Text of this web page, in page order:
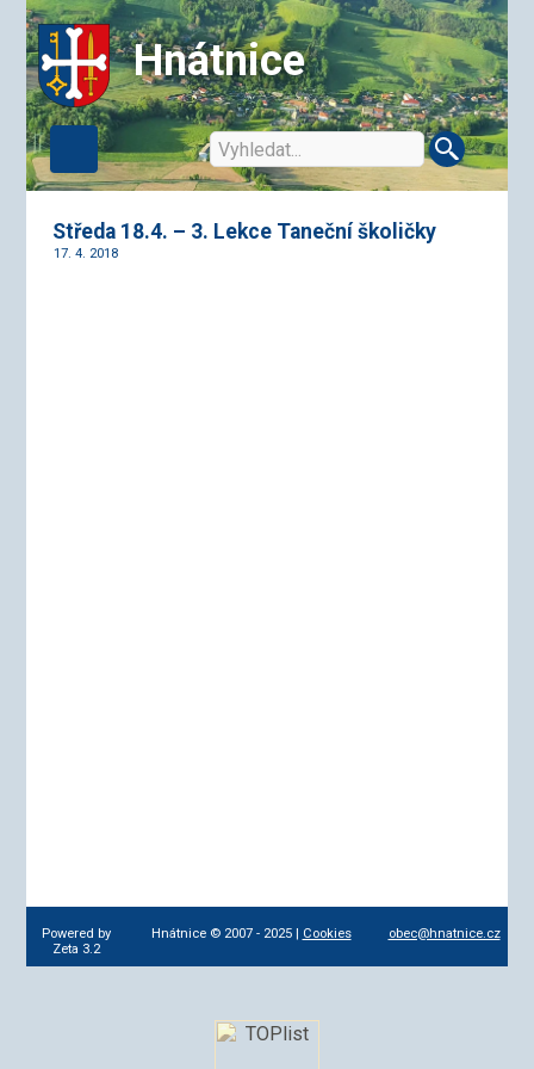
Hnátnice
Středa 18.4. – 3. Lekce Taneční školičky
17. 4. 2018
Powered by
Zeta 3.2
Hnátnice © 2007 - 2025 | Cookies obec@hnatnice.cz